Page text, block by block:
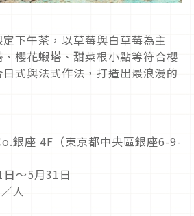
下午茶，以草莓與白草莓為主
櫻花蝦塔、甜菜根小點等符合櫻
式與法式作法，打造出最浪漫的
銀座 4F（東京都中央區銀座6-9-
日～5月31日
人